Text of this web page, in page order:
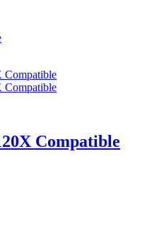
Compatible